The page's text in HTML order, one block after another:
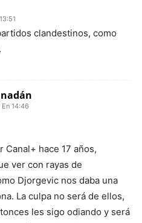
clandestinos, como
14:46
Canal+ hace 17 años,
ver con rayas de
Djorgevic nos daba una
La culpa no será de ellos,
les sigo odiando y será